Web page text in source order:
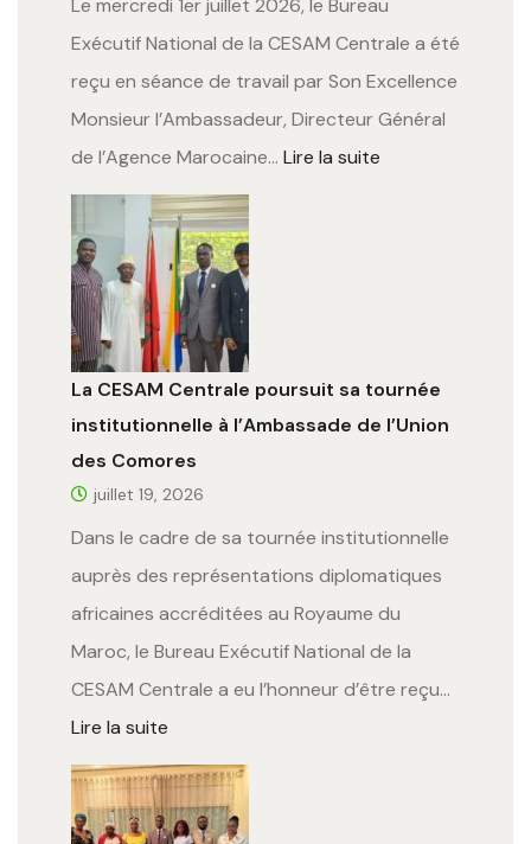
Le mercredi 1er juillet 2026, le Bureau
Exécutif National de la CESAM Centrale a été
reçu en séance de travail par Son Excellence
Monsieur l’Ambassadeur, Directeur Général
de l’Agence Marocaine… Lire la suite
La CESAM Centrale poursuit sa tournée
institutionnelle à l’Ambassade de l’Union
des Comores
juillet 19, 2026
Dans le cadre de sa tournée institutionnelle
auprès des représentations diplomatiques
africaines accréditées au Royaume du
Maroc, le Bureau Exécutif National de la
CESAM Centrale a eu l’honneur d’être reçu…
Lire la suite